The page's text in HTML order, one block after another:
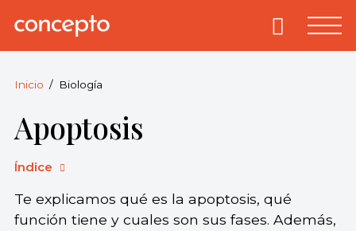
Concepto.
derechos
reservados.
Primary
Inicio Biología
Apoptosis
Índice
Te explicamos qué es la apoptosis, qué
función tiene y cuales son sus fases. Además,